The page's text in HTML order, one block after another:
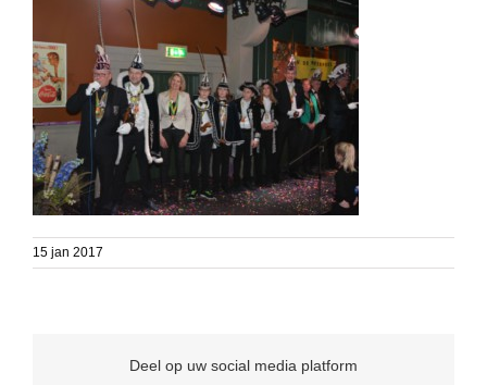
15 jan 2017
Deel op uw social media platform